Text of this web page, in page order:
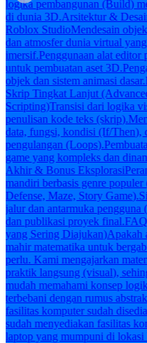
logika pembangunan (Build)
di dunia 3D.Arsitektur &
Roblox StudioMendesain
dan atmosfer dunia virtual yang
imersif.Penggunaan alat editor
untuk pembuatan aset
objek dan sistem animasi
Skrip Tingkat Lanjut
Scripting)Transisi dari logika
penulisan kode teks
data, fungsi, kondisi (If/Then),
pengulangan
game yang kompleks dan
Akhir & Bonus
mandiri berbasis genre
Defense, Maze, Story
jalur dan antarmuka pengguna
dan publikasi proyek
yang Sering Diajukan)Apakah
mahir matematika untuk
perlu. Kami mengajarkan
praktik langsung (visual),
mudah memahami konsep
terbebani dengan rumus
fasilitas komputer sudah
sudah menyediakan fasilitas
laptop yang mumpuni di lokasi